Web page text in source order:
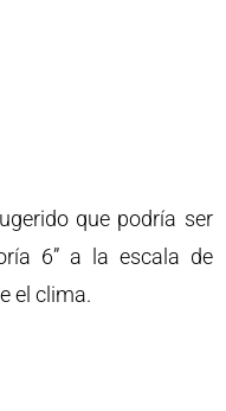
que podría ser
6” a la escala de
el clima.